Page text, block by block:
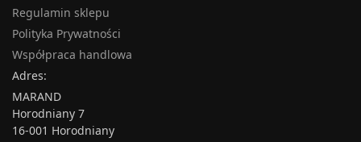
Regulamin sklepu
Polityka Prywatności
Współpraca handlowa
Adres:
MARAND
Horodniany 7
16-001 Horodniany